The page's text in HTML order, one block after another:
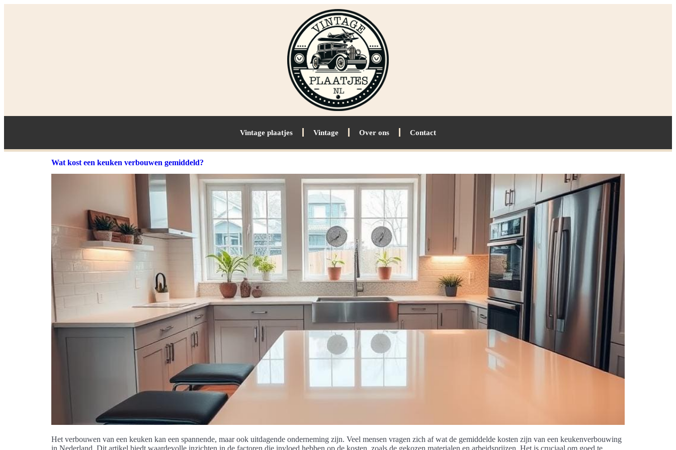
Vintage plaatjes Vintage Over ons Contact
Wat kost een keuken verbouwen gemiddeld?
Het verbouwen van een keuken kan een spannende, maar ook uitdagende onderneming zijn. Veel mensen vragen zich af wat de gemiddelde kosten zijn van een keukenverbouwing